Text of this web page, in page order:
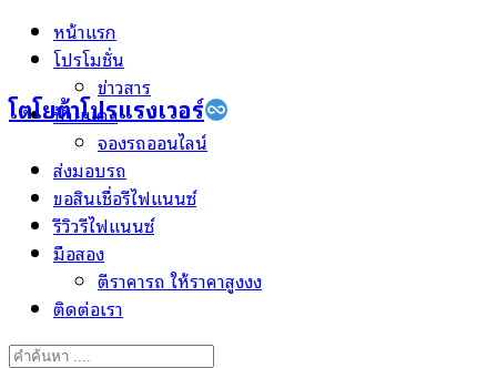
Skip
โตโยต้าโปรแรงเวอร์
หน้าแรก
โปรโมชั่น
ข่าวสาร
ป้ายแดง
จองรถออนไลน์
ส่งมอบรถ
ขอสินเชื่อรีไฟแนนซ์
รีวิวรีไฟแนนซ์
มือสอง
ตีราคารถ ให้ราคาสูงงง
ติดต่อเรา
Search